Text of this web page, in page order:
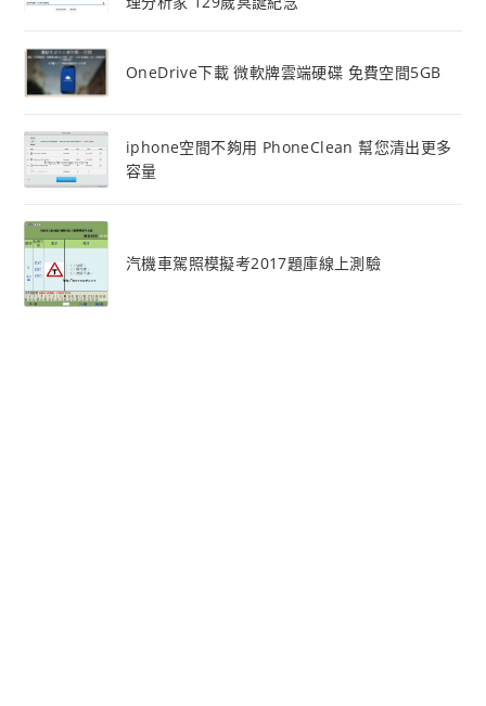
OneDrive下載 微軟牌雲端硬碟 免費空間5GB
iphone空間不夠用 PhoneClean 幫您清出更多
容量
汽機車駕照模擬考2017題庫線上測驗